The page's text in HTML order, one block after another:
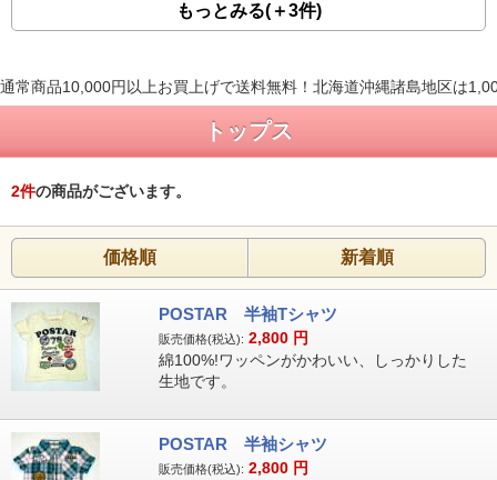
もっとみる(＋3件)
通常商品10,000円以上お買上げで送料無料！北海道沖縄諸島地区は
トップス
2件の商品がございます。
価格順 新着順
POSTAR 半袖Tシャツ
販売価格(税込): 2,800 円
綿100%!ワッペンがかわいい、しっかりした
生地です。
POSTAR 半袖シャツ
販売価格(税込): 2,800 円